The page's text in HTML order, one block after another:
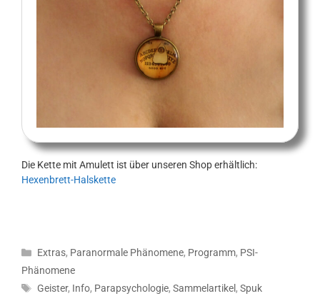
Die Kette mit Amulett ist über unseren Shop erhältlich:
Hexenbrett-Halskette
Kategorien
Extras, Paranormale Phänomene, Programm, PSI-
Phänomene
Schlagwörter
Geister, Info, Parapsychologie,Sammelartikel ,Spuk